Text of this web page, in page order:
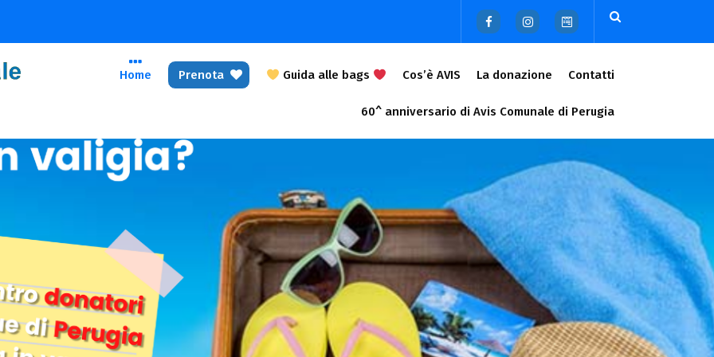
Home Prenota Guida alle bags Cos’è AVIS La donazione Contatti
60^ anniversario di Avis Comunale di Perugia